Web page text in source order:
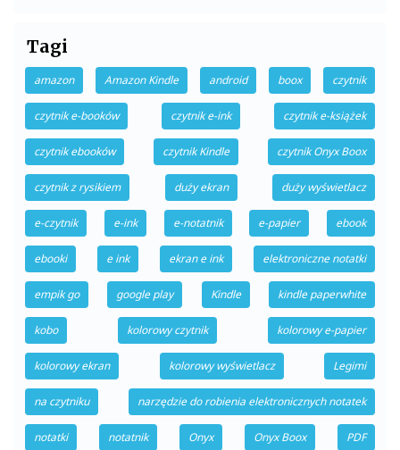
Tagi
amazon Amazon Kindle android boox czytnik
czytnik e-booków czytnik e-ink czytnik e-książek
czytnik ebooków czytnik Kindle czytnik Onyx Boox
czytnik z rysikiem duży ekran duży wyświetlacz
e-czytnik e-ink e-notatnik e-papier ebook
ebooki e ink ekran e ink elektroniczne notatki
empik go google play Kindle kindle paperwhite
kobo kolorowy czytnik kolorowy e-papier
kolorowy ekran kolorowy wyświetlacz Legimi
na czytniku narzędzie do robienia elektronicznych notatek
notatki notatnik Onyx Onyx Boox PDF